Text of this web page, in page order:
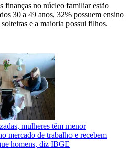
finanças no núcleo familiar estão
30 a 49 anos, 32% possuem ensino
e a maioria possui filhos.
mulheres têm menor
mercado de trabalho e recebem
homens, diz IBGE